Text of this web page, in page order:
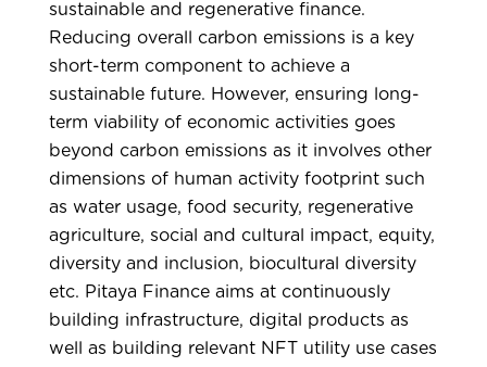
sustainable and regenerative finance.
Reducing overall carbon emissions is a key
short-term component to achieve a
sustainable future. However, ensuring long-
term viability of economic activities goes
beyond carbon emissions as it involves other
dimensions of human activity footprint such
as water usage, food security, regenerative
agriculture, social and cultural impact, equity,
diversity and inclusion, biocultural diversity
etc. Pitaya Finance aims at continuously
building infrastructure, digital products as
well as building relevant NFT utility use cases